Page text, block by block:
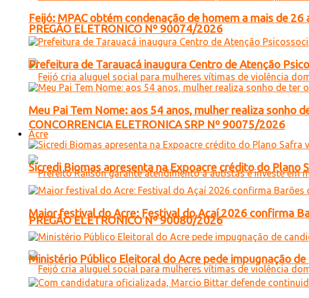
PREGÃO ELETRONICO Nº 90074/2026
CONCORRENCIA ELETRONICA SRP Nº 90075/2026
PREGÃO ELETRONICO Nº 90080/2026
Feijó: MPAC obtém condenação de homem a mais de
Prefeitura de Tarauacá inaugura Centro de Atenção
Meu Pai Tem Nome: aos 54 anos, mulher realiza sonho
Acre
Sicredi Biomas apresenta na Expoacre crédito do Plano
Maior festival do Acre: Festival do Açaí 2026 confirma
Ministério Público Eleitoral do Acre pede impugnação